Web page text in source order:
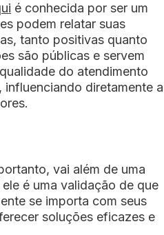
é conhecida por ser um
podem relatar suas
tanto positivas quanto
são públicas e servem
do atendimento
influenciando diretamente a
vai além de uma
é uma validação de que
se importa com seus
soluções eficazes e